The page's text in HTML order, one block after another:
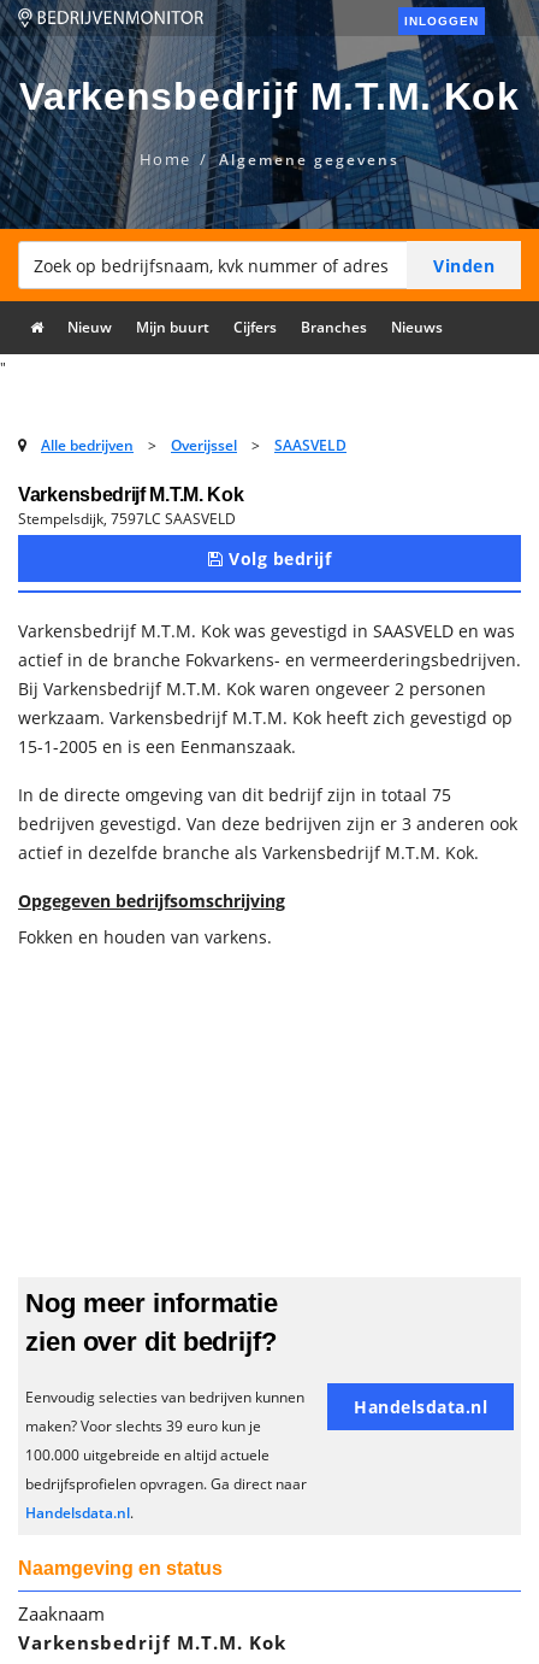
INLOGGEN
Varkensbedrijf M.T.M. Kok
Home Algemene gegevens
Nieuw Mijn buurt Cijfers Branches
Nieuws
"
Alle bedrijven > Overijssel > SAASVELD
Varkensbedrijf M.T.M. Kok
Stempelsdijk, 7597LC SAASVELD
Volg bedrijf
Varkensbedrijf M.T.M. Kok was gevestigd in SAASVELD en was
actief in de branche Fokvarkens- en vermeerderingsbedrijven.
Bij Varkensbedrijf M.T.M. Kok waren ongeveer 2 personen
werkzaam. Varkensbedrijf M.T.M. Kok heeft zich gevestigd op
15-1-2005 en is een Eenmanszaak.
In de directe omgeving van dit bedrijf zijn in totaal 75
bedrijven gevestigd. Van deze bedrijven zijn er 3 anderen ook
actief in dezelfde branche als Varkensbedrijf M.T.M. Kok.
Opgegeven bedrijfsomschrijving
Fokken en houden van varkens.
Nog meer informatie
zien over dit bedrijf?
Eenvoudig selecties van bedrijven kunnen
maken? Voor slechts 39 euro kun je
100.000 uitgebreide en altijd actuele
bedrijfsprofielen opvragen. Ga direct naar
Handelsdata.nl.
Handelsdata.nl
Naamgeving en status
Zaaknaam
Varkensbedrijf M.T.M. Kok